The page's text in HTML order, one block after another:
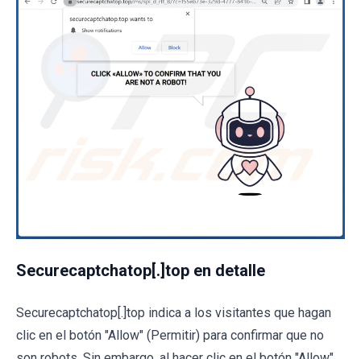
Securecaptchatop[.]top en detalle
Securecaptchatop[.]top indica a los visitantes que hagan
clic en el botón "Allow" (Permitir) para confirmar que no